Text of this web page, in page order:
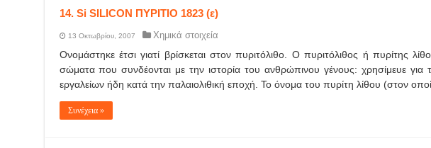
14. Si SILICON ΠΥΡΙΤΙΟ 1823 (ε)
13 Οκτωβρίου, 2007 Χημικά στοιχεία
Ονομάστηκε έτσι γιατί βρίσκεται στον πυριτόλιθο. Ο πυριτόλιθος ή πυρίτης
σώματα που συνδέονται με την ιστορία του ανθρώπινου γένους: χρησίμευε για
εργαλείων ήδη κατά την παλαιολιθική εποχή. Το όνομα του πυρίτη λίθου (στον
Συνέχεια »